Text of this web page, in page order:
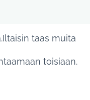
taas muita
toisiaan.